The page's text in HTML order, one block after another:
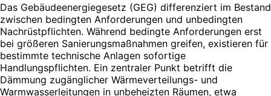
Das Gebäudeenergiegesetz (GEG) differenziert im Bestand
zwischen bedingten Anforderungen und unbedingten
Nachrüstpflichten. Während bedingte Anforderungen erst
bei größeren Sanierungsmaßnahmen greifen, existieren für
bestimmte technische Anlagen sofortige
Handlungspflichten. Ein zentraler Punkt betrifft die
Dämmung zugänglicher Wärmeverteilungs- und
Warmwasserleitungen in unbeheizten Räumen, etwa